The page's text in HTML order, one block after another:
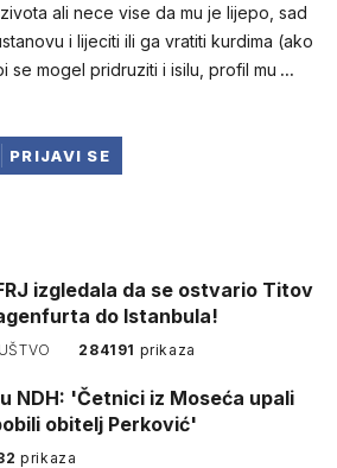
ali nece vise da mu je lijepo, sad
i lijeciti ili ga vratiti kurdima (ako
se mogel pridruziti i isilu, profil mu ...
PRIJAVI SE
izgledala da se ostvario Titov
do Istanbula!
284191 prikaza
NDH: 'Četnici iz Moseća upali
obitelj Perković'
prikaza